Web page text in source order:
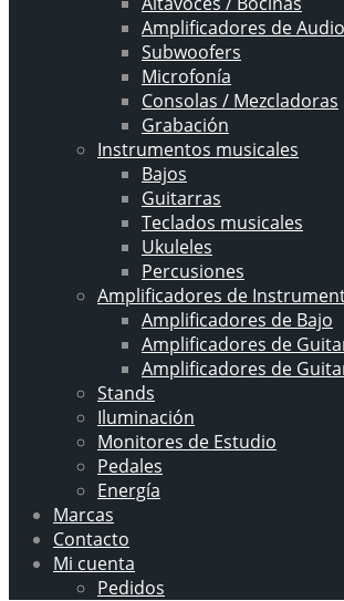
Amplificadores de Audio
Subwoofers
Microfonía
Consolas / Mezcladoras
Grabación
Instrumentos musicales
Bajos
Guitarras
Teclados musicales
Ukuleles
Percusiones
Amplificadores de
Amplificadores de Bajo
Amplificadores de
Amplificadores de
Stands
Iluminación
Monitores de Estudio
Pedales
Energía
Marcas
Contacto
Mi cuenta
Pedidos